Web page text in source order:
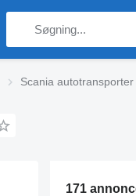
Scania autotransporter
171